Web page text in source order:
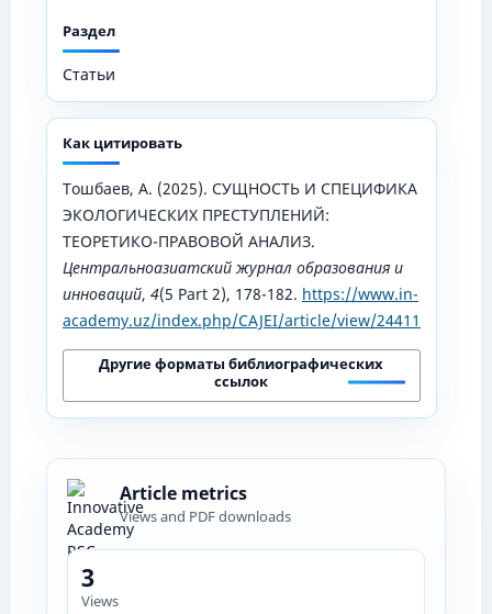
Раздел
Статьи
Как цитировать
Тошбаев, А. (2025). СУЩНОСТЬ И СПЕЦИФИКА
ЭКОЛОГИЧЕСКИХ ПРЕСТУПЛЕНИЙ:
ТЕОРЕТИКО-ПРАВОВОЙ АНАЛИЗ.
Центральноазиатский журнал образования и
инноваций, 4(5 Part 2), 178-182. https://www.in-
academy.uz/index.php/CAJEI/article/view/24411
Другие форматы библиографических
ссылок
Article metrics
Views and PDF downloads
3
Views